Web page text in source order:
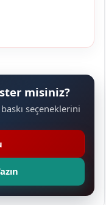
misiniz?
seçeneklerini